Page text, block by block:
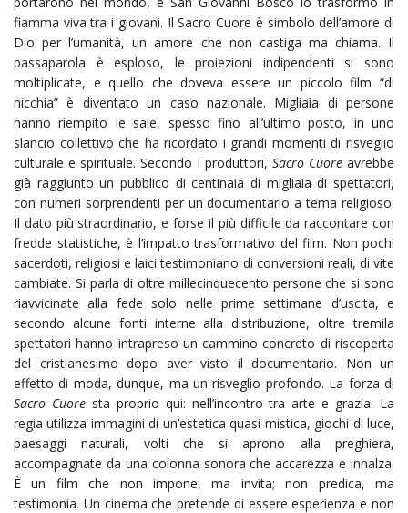
fiamma viva tra i giovani. Il Sacro Cuore è simbolo dell’amore di
Dio per l’umanità, un amore che non castiga ma chiama. Il
passaparola è esploso, le proiezioni indipendenti si sono
moltiplicate, e quello che doveva essere un piccolo film “di
nicchia” è diventato un caso nazionale. Migliaia di persone
hanno riempito le sale, spesso fino all’ultimo posto, in uno
slancio collettivo che ha ricordato i grandi momenti di risveglio
culturale e spirituale. Secondo i produttori, Sacro Cuoreavrebbe
già raggiunto un pubblico di centinaia di migliaia di spettatori,
con numeri sorprendenti per un documentario a tema religioso.
Il dato più straordinario, e forse il più difficile da raccontare con
fredde statistiche, è l’impatto trasformativo del film. Non pochi
sacerdoti, religiosi e laici testimoniano di conversioni reali, di vite
cambiate. Si parla di oltre millecinquecento persone che si sono
riavvicinate alla fede solo nelle prime settimane d’uscita, e
secondo alcune fonti interne alla distribuzione, oltre tremila
spettatori hanno intrapreso un cammino concreto di riscoperta
del cristianesimo dopo aver visto il documentario. Non un
effetto di moda, dunque, ma un risveglio profondo. La forza di
Sacro Cuoresta proprio qui: nell’incontro tra arte e grazia. La
regia utilizza immagini di un’estetica quasi mistica, giochi di luce,
paesaggi naturali, volti che si aprono alla preghiera,
accompagnate da una colonna sonora che accarezza e innalza.
È un film che non impone, ma invita; non predica, ma
testimonia. Un cinema che pretende di essere esperienza e non